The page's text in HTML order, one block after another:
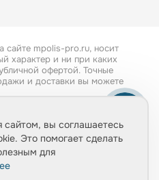
сайте mpolis-pro.ru, носит
характер и ни при каких
офертой. Точные
и доставки вы можете
данных
сайтом, вы соглашаетесь
Это помогает сделать
для